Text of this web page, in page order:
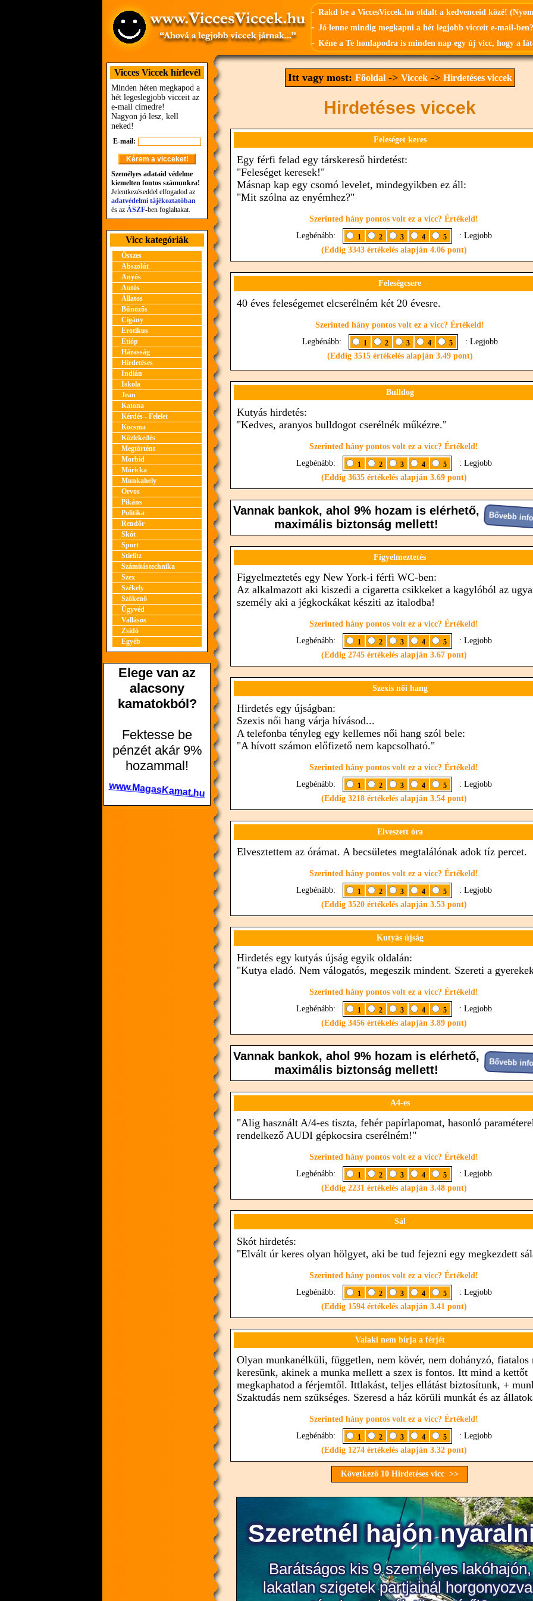
- Rakd be a ViccesViccek.hu oldalt a kedvenceid közé!
- Jó lenne mindig megkapni a hét legjobb vicceit e-mail-
- Kéne a Te honlapodra is minden nap egy új vicc, hogy a
Vicces Viccek hírlevél
Minden héten megkapod a
hét legeslegjobb vicceit az
e-mail címedre!
Nagyon jó lesz, kell
neked!
E-mail:
Személyes adataid védelme
kiemelten fontos számunkra!
Jelentkezéseddel elfogadod az
adatvédelmi tájékoztatóban
és az ÁSZF-ben foglaltakat.
Vicc kategóriák
Összes
Abszolút
Anyós
Autós
Állatos
Bűnözős
Cigány
Erotikus
Etióp
Házasság
Hirdetéses
Indián
Iskola
Jean
Katona
Kérdés - Felelet
Kocsma
Közlekedés
Megtörtént
Morbid
Móricka
Munkahely
Orvos
Pikáns
Politika
Rendőr
Skót
Sport
Stirlitz
Számítástechnika
Szex
Székely
Szőkenő
Ügyvéd
Vallásos
Zsidó
Egyéb
Itt vagy most: Főoldal-> Viccek-> Hirdetéses viccek
Hirdetéses viccek
Feleséget keres
Egy férfi felad egy társkereső hirdetést:
"Feleséget keresek!"
Másnap kap egy csomó levelet, mindegyikben ez áll:
"Mit szólna az enyémhez?"
Szerinted hány pontos volt ez a vicc? Értékeld!
Legbénább:
1 2 3 4 5
: Legjobb
(Eddig 3343 értékelés alapján 4.06 pont)
Feleségcsere
40 éves feleségemet elcserélném két 20 évesre.
Szerinted hány pontos volt ez a vicc? Értékeld!
Legbénább:
1 2 3 4 5
: Legjobb
(Eddig 3515 értékelés alapján 3.49 pont)
Bulldog
Kutyás hirdetés:
"Kedves, aranyos bulldogot cserélnék műkézre."
Szerinted hány pontos volt ez a vicc? Értékeld!
Legbénább:
1 2 3 4 5
: Legjobb
(Eddig 3635 értékelés alapján 3.69 pont)
Figyelmeztetés
Figyelmeztetés egy New York-i férfi WC-ben:
Az alkalmazott aki kiszedi a cigaretta csikkeket a kagylóból az
személy aki a jégkockákat késziti az italodba!
Szerinted hány pontos volt ez a vicc? Értékeld!
Legbénább:
1 2 3 4 5
: Legjobb
(Eddig 2745 értékelés alapján 3.67 pont)
Szexis női hang
Hirdetés egy újságban:
Szexis női hang várja hívásod...
A telefonba tényleg egy kellemes női hang szól bele:
"A hívott számon előfizető nem kapcsolható."
Szerinted hány pontos volt ez a vicc? Értékeld!
Legbénább:
1 2 3 4 5
: Legjobb
(Eddig 3218 értékelés alapján 3.54 pont)
Elveszett óra
Elvesztettem az órámat. A becsületes megtalálónak adok tíz percet.
Szerinted hány pontos volt ez a vicc? Értékeld!
Legbénább:
1 2 3 4 5
: Legjobb
(Eddig 3520 értékelés alapján 3.53 pont)
Kutyás újság
Hirdetés egy kutyás újság egyik oldalán:
"Kutya eladó. Nem válogatós, megeszik mindent. Szereti a
Szerinted hány pontos volt ez a vicc? Értékeld!
Legbénább:
1 2 3 4 5
: Legjobb
(Eddig 3456 értékelés alapján 3.89 pont)
A4-es
"Alig használt A/4-es tiszta, fehér papírlapomat, hasonló
rendelkező AUDI gépkocsira cserélném!"
Szerinted hány pontos volt ez a vicc? Értékeld!
Legbénább:
1 2 3 4 5
: Legjobb
(Eddig 2231 értékelés alapján 3.48 pont)
Sál
Skót hirdetés:
"Elvált úr keres olyan hölgyet, aki be tud fejezni egy megkezdett
Szerinted hány pontos volt ez a vicc? Értékeld!
Legbénább:
1 2 3 4 5
: Legjobb
(Eddig 1594 értékelés alapján 3.41 pont)
Valaki nem bírja a férjét
Olyan munkanélküli, független, nem kövér, nem dohányzó, fiatalos
keresünk, akinek a munka mellett a szex is fontos. Itt mind a kettőt
megkaphatod a férjemtől. Ittlakást, teljes ellátást biztosítunk, +
Szaktudás nem szükséges. Szeresd a ház körüli munkát és az
Szerinted hány pontos volt ez a vicc? Értékeld!
Legbénább:
1 2 3 4 5
: Legjobb
(Eddig 1274 értékelés alapján 3.32 pont)
Következő 10 Hirdetéses vicc >>